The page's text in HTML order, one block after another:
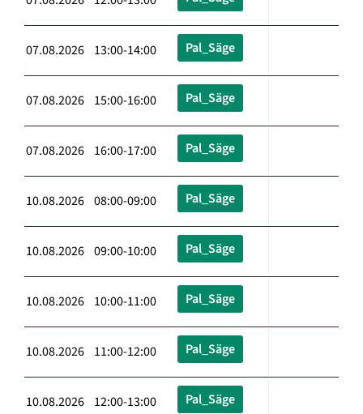
07.08.2026 13:00-14:00 Pal_Säge
07.08.2026 15:00-16:00 Pal_Säge
07.08.2026 16:00-17:00 Pal_Säge
10.08.2026 08:00-09:00 Pal_Säge
10.08.2026 09:00-10:00 Pal_Säge
10.08.2026 10:00-11:00 Pal_Säge
10.08.2026 11:00-12:00 Pal_Säge
10.08.2026 12:00-13:00 Pal_Säge